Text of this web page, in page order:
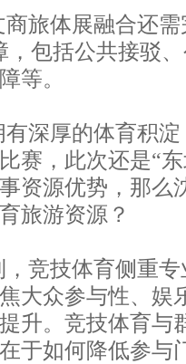
旅体展融合还
，包括公共接驳
等。
深厚的体育积
赛，此次还是“
资源优势，那么
旅游资源？
竞技体育侧重
大众参与性、娱
升。竞技体育与
于如何降低参与